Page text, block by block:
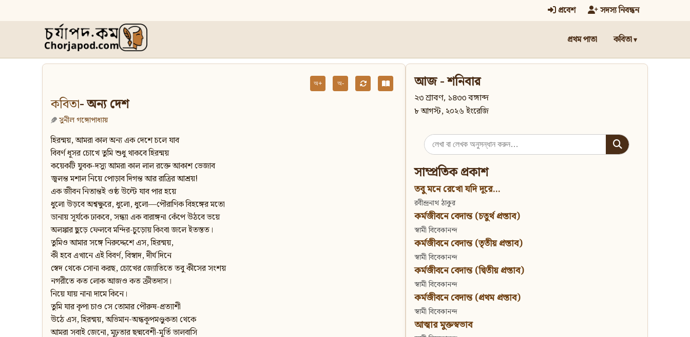
প্রবেশ সদস্য নিবন্ধন
প্রথম পাতা কবিতা
অ+ অ-
কবিতা- অন্য দেশ
সুনীল গঙ্গোপাধ্যায়
হিরন্ময়, আমরা কাল অন্য এক দেশে চলে যাব
বিবর্ণ ধূসর চোখে তুমি শুধু থাকবে হিরন্ময়
কয়েকটি যুবক-দস্যু আমরা কাল লাল রক্তে আকাশ ভেজাব
জ্বলন্ত মশাল নিয়ে পোড়াব দিগন্ত আর রাত্রির আশ্রয়!
এক জীবন নিতান্তই ওষ্ঠ উল্টে যাব পার হয়ে
ধুলো উড়বে অশ্বক্ষুরে, ধুলো, ধুলো—পৌরাণিক বিহঙ্গের মতো
ডানায় সূর্যকে ঢাকবে, সন্ধ্যা এক বারাঙ্গনা কেঁপে উঠবে ভয়ে
অলঙ্কার ছুড়ে ফেলবে মন্দির-চুড়োয় কিংবা জলে ইতস্তত।
তুমিও আমার সঙ্গে নিরুদ্দেশে এস, হিরন্ময়,
কী হবে এখানে এই বিবর্ণ, বিস্বাদ, দীর্ঘ দিনে
স্বেদ থেকে সোনা করছ, চোখের জ্যোতিতে তবু কীসের সংশয়
নগরীতে কত লোক আজও কত ক্রীতদাস।
নিয়ে যায় নানা দামে কিনে।
তুমি যার কৃপা চাও সে তোমার পৌরুষ-প্রত্যাশী
উঠে এস, হিরন্ময়, অভিমান-অন্ধকূপমণ্ডুকতা থেকে
আমরা সবাই জেনো, মূঢ়তার ছদ্মবেশী-মূর্তি ভালবাসি
আজ - শনিবার
২৩ শ্রাবণ, ১৪৩৩ বঙ্গাব্দ
৮ আগস্ট, ২০২৬ ইংরেজি
Search
for:
সাম্প্রতিক প্রকাশ
তবু মনে রেখো যদি দূরে...
রবীন্দ্রনাথ ঠাকুর
কর্মজীবনে বেদান্ত (চতুর্থ প্রস্তাব)
স্বামী বিবেকানন্দ
কর্মজীবনে বেদান্ত (তৃতীয় প্রস্তাব)
স্বামী বিবেকানন্দ
কর্মজীবনে বেদান্ত (দ্বিতীয় প্রস্তাব)
স্বামী বিবেকানন্দ
কর্মজীবনে বেদান্ত (প্রথম প্রস্তাব)
স্বামী বিবেকানন্দ
আত্মার মুক্তস্বভাব